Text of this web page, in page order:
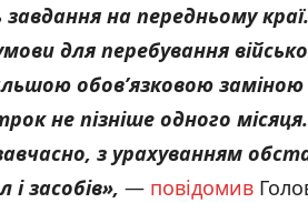
на передньому
для перебування
обов’язковою
не пізніше одного
з урахуванням
засобів», — повідомив